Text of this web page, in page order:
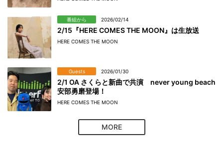
番組から 2026/02/14
2/15『HERE COMES THE MOON』は生放送
HERE COMES THE MOON
Guests 2026/01/30
2/1 OA さくらと新曲で共演 never young beach
安部勇磨登場！
HERE COMES THE MOON
MORE